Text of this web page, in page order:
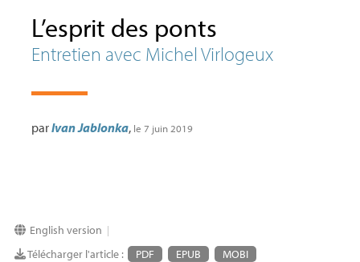
L’esprit des ponts
Entretien avec Michel Virlogeux
parIvan Jablonka, le 7 juin 2019
English version |
Télécharger l'article : PDF EPUB
MOBI